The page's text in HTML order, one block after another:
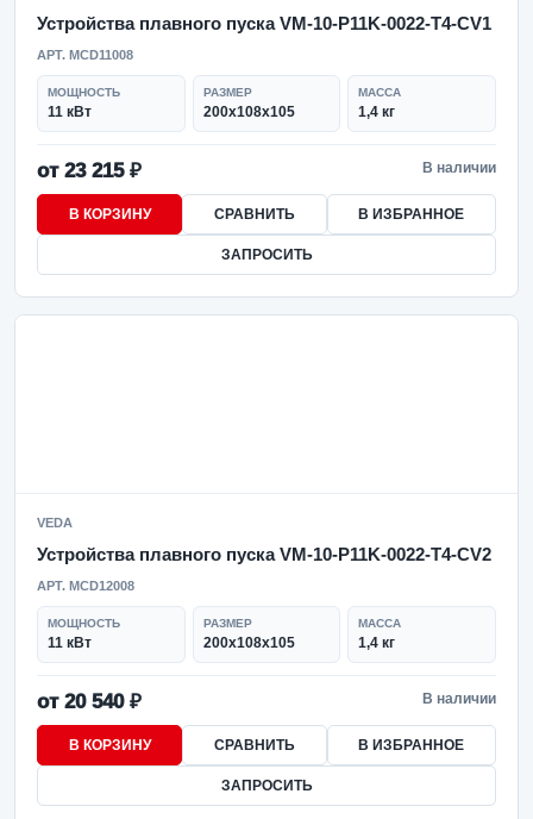
Устройства плавного пуска VM-10-P11K-0022-T4-CV1
АРТ. MCD11008
МОЩНОСТЬ
11 кВт
РАЗМЕР
200х108х105
МАССА
1,4 кг
от 23 215 ₽ В наличии
В КОРЗИНУ СРАВНИТЬ В ИЗБРАННОЕ
ЗАПРОСИТЬ
VEDA
Устройства плавного пуска VM-10-P11K-0022-T4-CV2
АРТ. MCD12008
МОЩНОСТЬ
11 кВт
РАЗМЕР
200х108х105
МАССА
1,4 кг
от 20 540 ₽ В наличии
В КОРЗИНУ СРАВНИТЬ В ИЗБРАННОЕ
ЗАПРОСИТЬ